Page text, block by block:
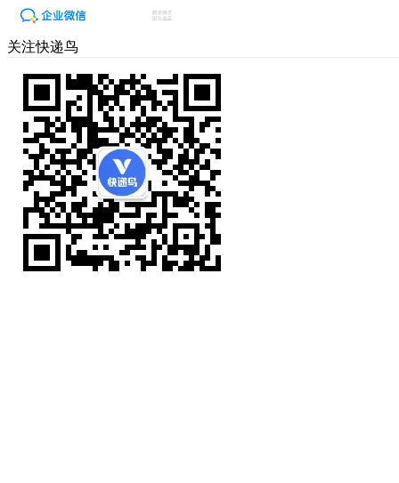
关注快递鸟